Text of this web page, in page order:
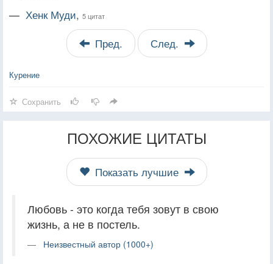
— Хенк Муди, 5 цитат
Пред. След.
Курение
Сохранить
ПОХОЖИЕ ЦИТАТЫ
Показать лучшие
Любовь - это когда тебя зовут в свою
жизнь, а не в постель.
Неизвестный автор (1000+)